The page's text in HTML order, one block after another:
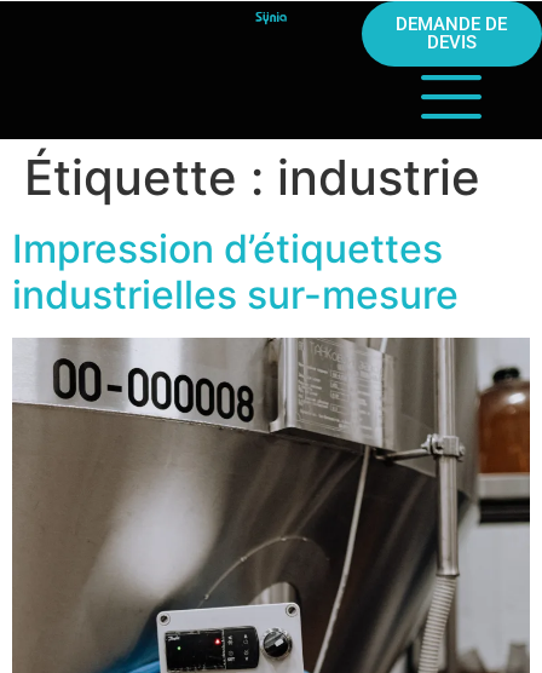
DEMANDE DE
DEVIS
Étiquette : industrie
Impression d’étiquettes
industrielles sur-mesure